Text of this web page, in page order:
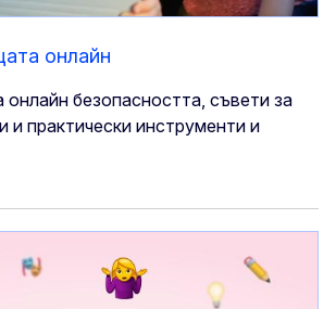
онлайн
безопасността, съвети за
и практически инструменти и